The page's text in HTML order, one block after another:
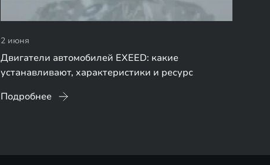
2 июня
Двигатели автомобилей EXEED: какие
устанавливают, характеристики и ресурс
Подробнее